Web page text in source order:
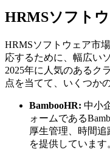
HRMSソフト
HRMSソフトウェア市
応するために、幅広い
2025年に人気のあるク
点を当てて、いくつか
BambooHR: 中小
ォームである
厚生管理、時間
を提供していま